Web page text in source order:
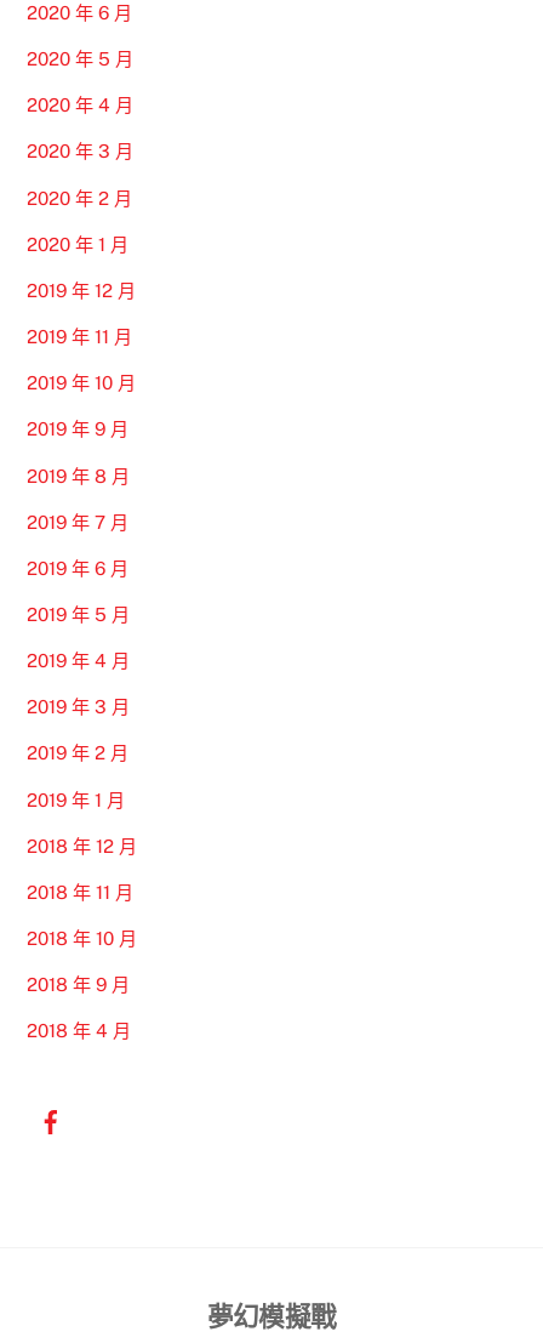
2020 年 6 月
2020 年 5 月
2020 年 4 月
2020 年 3 月
2020 年 2 月
2020 年 1 月
2019 年 12 月
2019 年 11 月
2019 年 10 月
2019 年 9 月
2019 年 8 月
2019 年 7 月
2019 年 6 月
2019 年 5 月
2019 年 4 月
2019 年 3 月
2019 年 2 月
2019 年 1 月
2018 年 12 月
2018 年 11 月
2018 年 10 月
2018 年 9 月
2018 年 4 月
Back
夢幻模擬戰